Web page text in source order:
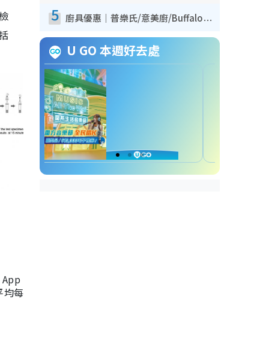
均每
5 廚具優惠｜普樂氏/意美廚/Buffalo廚具低至3折！$89起買煎鍋／炒鑊／個人鍋 同場小家電激減至$99起
U GO 本週好去處